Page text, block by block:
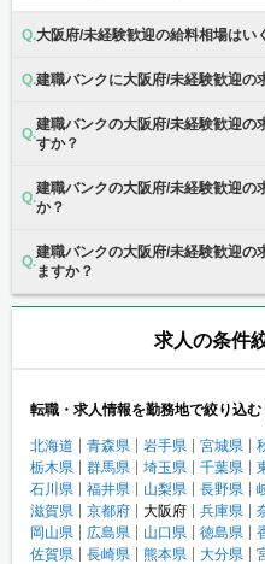
大阪府/未経験歓迎の給料相場はい
建職バンクに大阪府/未経験歓迎の
建職バンクの大阪府/未経験歓迎の
すか？
建職バンクの大阪府/未経験歓迎の
か？
建職バンクの大阪府/未経験歓迎の
ますか？
求人の条件
転職・求人情報を勤務地で絞り込む
北海道 青森県 岩手県 宮城県
栃木県
群馬県 埼玉県 千葉県
石川県
福井県 山梨県 長野県
滋賀県
京都府 大阪府 兵庫県
岡山県
広島県 山口県 徳島県
佐賀県
長崎県 熊本県 大分県